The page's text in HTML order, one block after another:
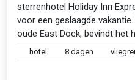
sterrenhotel Holiday Inn
voor een geslaagde
oude East Dock, bevindt het
minuten lopen van zowel
de levendige Cardiff Bay.
restaurant en diverse
hotel 8 dagen